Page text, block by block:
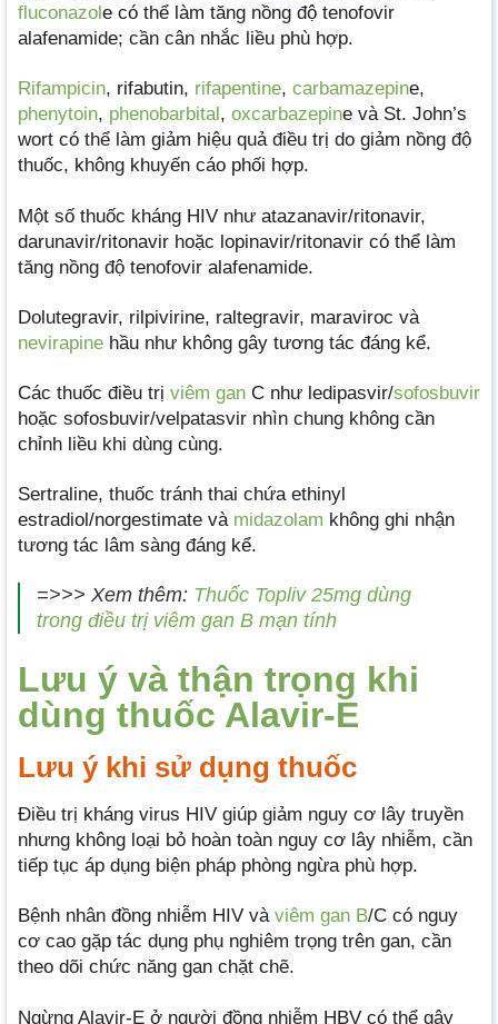
fluconazol e có thể làm tăng nồng độ tenofovir
alafenamide; cần cân nhắc liều phù hợp.
Rifampicin, rifabutin, rifapentine, carbamazepine,
phenytoin, phenobarbital , oxcarbazepine và St. John’s
wort có thể làm giảm hiệu quả điều trị do giảm nồng độ
thuốc, không khuyến cáo phối hợp.
Một số thuốc kháng HIV như atazanavir/ritonavir,
darunavir/ritonavir hoặc lopinavir/ritonavir có thể làm
tăng nồng độ tenofovir alafenamide.
Dolutegravir, rilpivirine, raltegravir, maraviroc và
nevirapine hầu như không gây tương tác đáng kể.
Các thuốc điều trị viêm gan C như ledipasvir/sofosbuvir
hoặc sofosbuvir/velpatasvir nhìn chung không cần
chỉnh liều khi dùng cùng.
Sertraline, thuốc tránh thai chứa ethinyl
estradiol/norgestimate và midazolam không ghi nhận
tương tác lâm sàng đáng kể.
=>>> Xem thêm: Thuốc Topliv 25mg dùng
trong điều trị viêm gan B mạn tính
Lưu ý và thận trọng khi
dùng thuốc Alavir-E
Lưu ý khi sử dụng thuốc
Điều trị kháng virus HIV giúp giảm nguy cơ lây truyền
nhưng không loại bỏ hoàn toàn nguy cơ lây nhiễm, cần
tiếp tục áp dụng biện pháp phòng ngừa phù hợp.
Bệnh nhân đồng nhiễm HIV và viêm gan B/C có nguy
cơ cao gặp tác dụng phụ nghiêm trọng trên gan, cần
theo dõi chức năng gan chặt chẽ.
Ngừng Alavir-E ở người đồng nhiễm HBV có thể gây